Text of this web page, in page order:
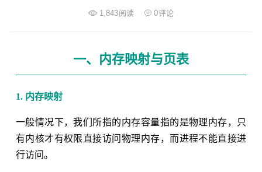
1,843阅读 0评论
一、内存映射与页表
1. 内存映射
一般情况下，我们所指的内存容量指的是物理内存，只
有内核才有权限直接访问物理内存，而进程不能直接进
行访问。